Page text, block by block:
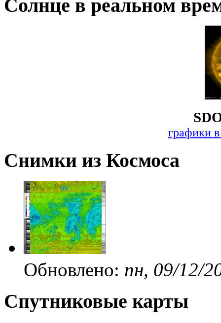
Солнце в реальном
графики
Снимки из Космоса
Обновлено: пн, 09/12/
Спутниковые карты